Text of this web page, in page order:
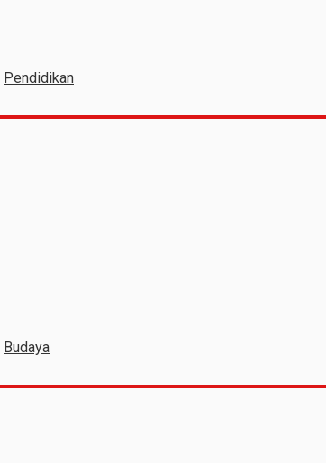
Pendidikan
Budaya